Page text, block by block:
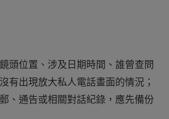
頭位置、涉及日期時間、誰曾查問
有出現放大私人電話畫面的情況；
、通告或相關對話紀錄，應先備份